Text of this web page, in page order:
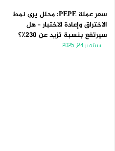
سعر عملة PEPE: محلل يرى نمط
الاختراق وإعادة الاختبار – هل
سيرتفع بنسبة تزيد عن 230٪؟
سبتمبر 24, 2025